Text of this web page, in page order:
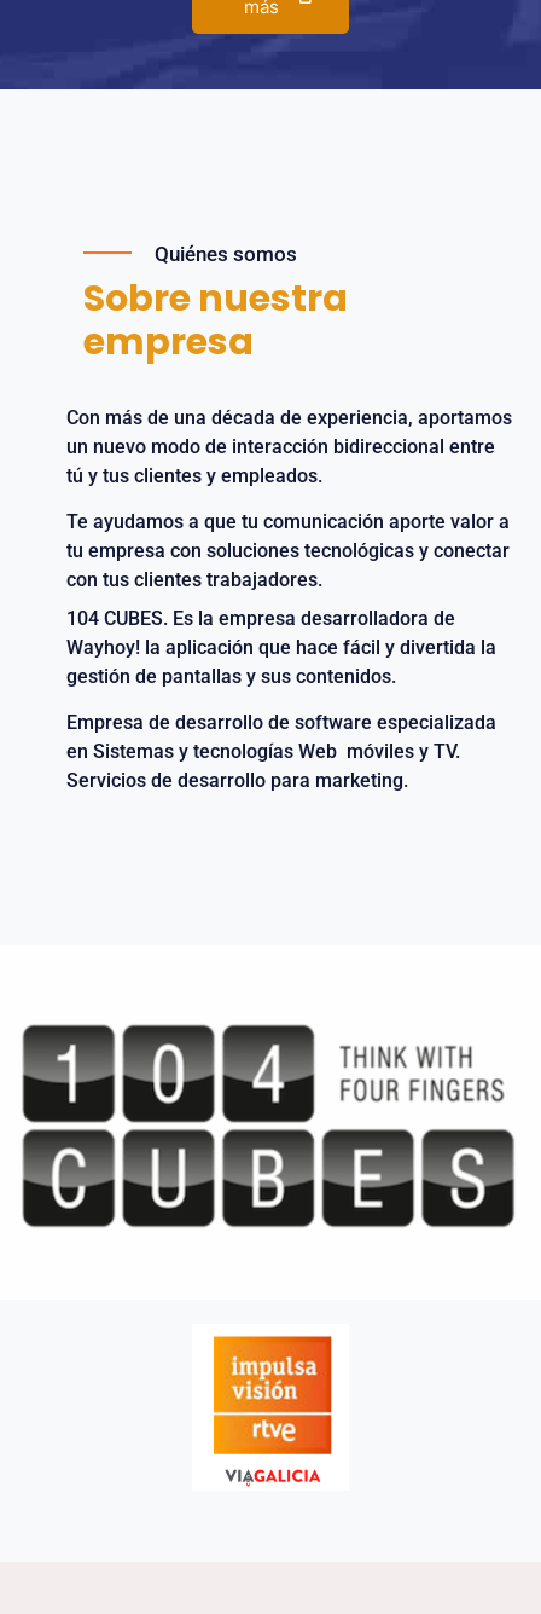
más
Quiénes somos
Sobre nuestra
empresa
Con más de una década de experiencia, aportamos
un nuevo modo de interacción bidireccional entre
tú y tus clientes y empleados.
Te ayudamos a que tu comunicación aporte valor a
tu empresa con soluciones tecnológicas y conectar
con tus clientes trabajadores.
104 CUBES. Es la empresa desarrolladora de
Wayhoy! la aplicación que hace fácil y divertida la
gestión de pantallas y sus contenidos.
Empresa de desarrollo de software especializada
en Sistemas y tecnologías Web móviles y TV.
Servicios de desarrollo para marketing.